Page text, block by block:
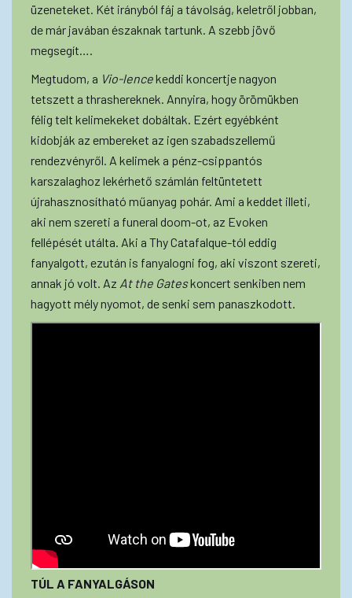
üzeneteket. Két irányból fáj a távolság, keletről jobban,
de már javában északnak tartunk. A szebb jövő
megsegít….
Megtudom, a Vio-lencekeddi koncertje nagyon
tetszett a thrashereknek. Annyira, hogy örömükben
félig telt kelimekeket dobáltak. Ezért egyébként
kidobják az embereket az igen szabadszellemű
rendezvényről. A kelimek a pénz-csippantós
karszalaghoz lekérhető számlán feltüntetett
újrahasznosítható műanyag pohár. Ami a keddet illeti,
aki nem szereti a funeral doom-ot, az Evoken
fellépését utálta. Aki a Thy Catafalque-tól eddig
fanyalgott, ezután is fanyalogni fog, aki viszont szereti,
annak jó volt. Az At the Gateskoncert senkiben nem
hagyott mély nyomot, de senki sem panaszkodott.
TÚL A FANYALGÁSON